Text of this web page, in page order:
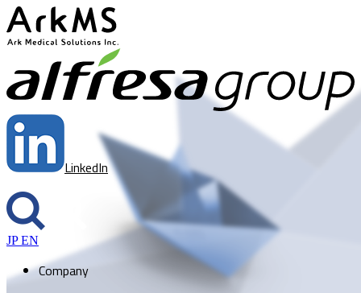
LinkedIn
JP EN
Company